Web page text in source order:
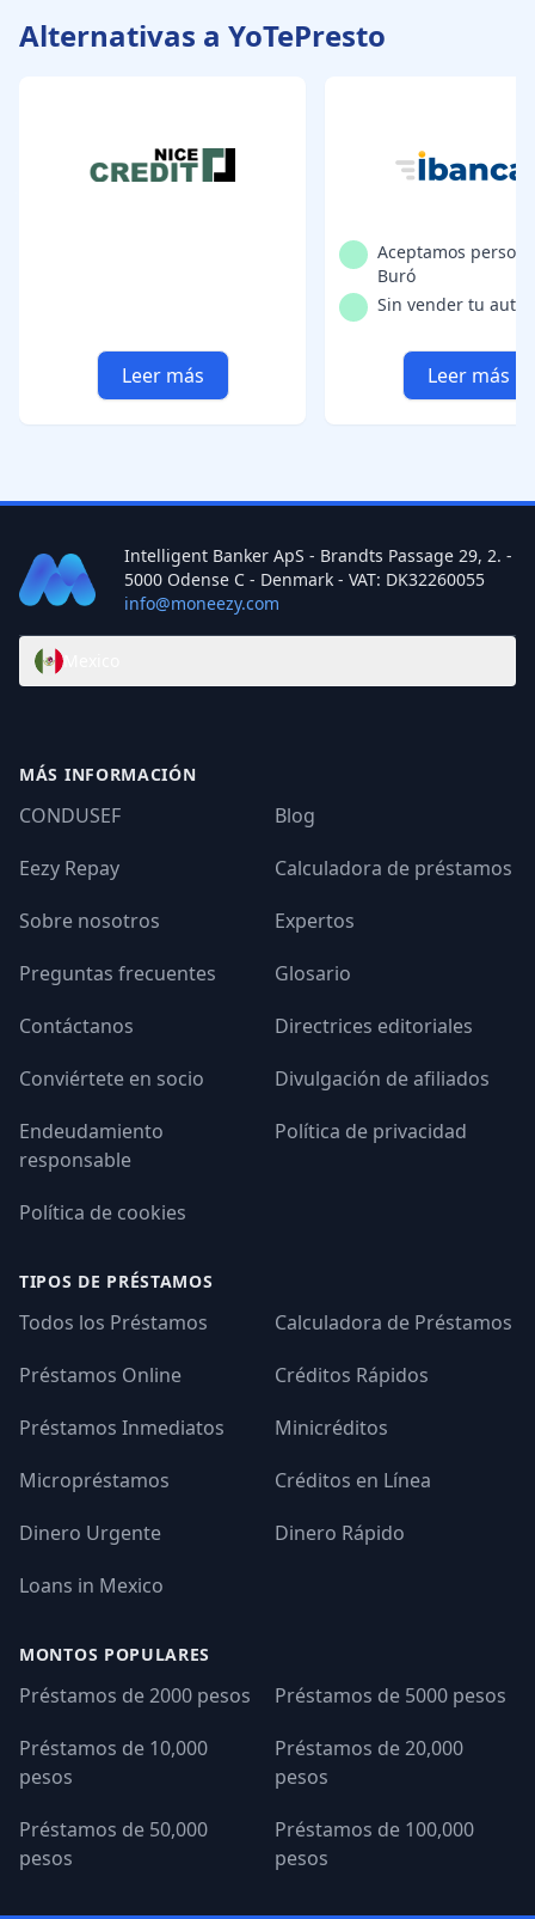
Alternativas a YoTePresto
Leer más
Aceptamos
Buró
Sin vender tu auto
Leer más
Intelligent Banker ApS - Brandts Passage 29, 2. -
5000 Odense C - Denmark - VAT: DK32260055
info@moneezy.com
MÁS INFORMACIÓN
CONDUSEF
Blog
Eezy Repay
Calculadora de préstamos
Sobre nosotros
Expertos
Preguntas frecuentes
Glosario
Contáctanos
Directrices editoriales
Conviértete en socio
Divulgación de afiliados
Endeudamiento
responsable
Política de privacidad
Política de cookies
TIPOS DE PRÉSTAMOS
Todos los Préstamos
Calculadora de Préstamos
Préstamos Online
Créditos Rápidos
Préstamos Inmediatos
Minicréditos
Micropréstamos
Créditos en Línea
Dinero Urgente
Dinero Rápido
Loans in Mexico
MONTOS POPULARES
Préstamos de 2000 pesos
Préstamos de 5000 pesos
Préstamos de 10,000
pesos
Préstamos de 20,000
pesos
Préstamos de 50,000
pesos
Préstamos de 100,000
pesos